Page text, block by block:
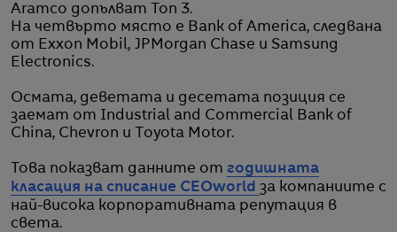
Aramco допълват Топ 3.
На четвърто място е Bank of America, следвана
от Exxon Mobil, JPMorgan Chase и Samsung
Electronics.
Осмата, деветата и десетата позиция се
заемат от Industrial and Commercial Bank of
China, Chevron и Toyota Motor.
Това показват данните от годишната
класация на списание CEOworld за компаниите с
най-висока корпоративната репутация в
света.